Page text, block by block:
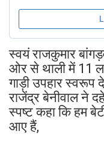
स्वयं राजकुमार
ओर से थाली में 11
गाड़ी उपहार स्वरूप
राजेंद्र बेनीवाल ने
स्पष्ट कहा कि हम
आए हैं,